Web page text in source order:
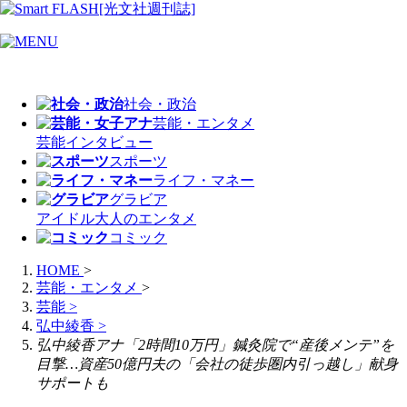
社会・政治
芸能・エンタメ
芸能インタビュー
スポーツ
ライフ・マネー
グラビア
アイドル大人のエンタメ
コミック
HOME >
芸能・エンタメ >
芸能 >
弘中綾香 >
弘中綾香アナ「2時間10万円」鍼灸院で“産後メンテ”を
目撃…資産50億円夫の「会社の徒歩圏内引っ越し」献身
サポートも